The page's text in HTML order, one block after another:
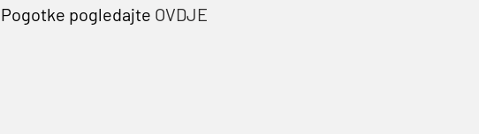
Pogotke pogledajte OVDJE